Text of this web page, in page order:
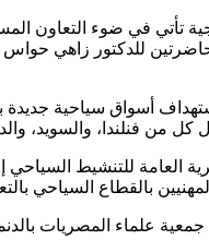
تأتي في ضوء التعاون
أسواق سياحية
العامة للتنشيط
بالقطاع السياحي
علماء المصريات